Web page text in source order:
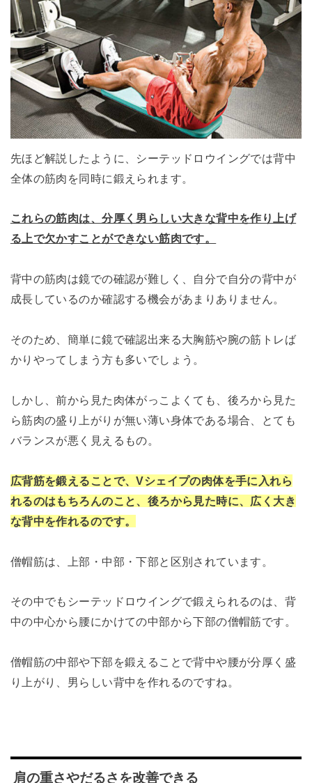
先ほど解説したように、シーテッドロウイングでは背中
全体の筋肉を同時に鍛えられます。
これらの筋肉は、分厚く男らしい大きな背中を作り上げ
る上で欠かすことができない筋肉です。
背中の筋肉は鏡での確認が難しく、自分で自分の背中が
成長しているのか確認する機会があまりありません。
そのため、簡単に鏡で確認出来る大胸筋や腕の筋トレば
かりやってしまう方も多いでしょう。
しかし、前から見た肉体がっこよくても、後ろから見た
ら筋肉の盛り上がりが無い薄い身体である場合、とても
バランスが悪く見えるもの。
広背筋を鍛えることで、Vシェイプの肉体を手に入れら
れるのはもちろんのこと、後ろから見た時に、広く大き
な背中を作れるのです。
僧帽筋は、上部・中部・下部と区別されています。
その中でもシーテッドロウイングで鍛えられるのは、背
中の中心から腰にかけての中部から下部の僧帽筋です。
僧帽筋の中部や下部を鍛えることで背中や腰が分厚く盛
り上がり、男らしい背中を作れるのですね。
肩の重さやだるさを改善できる